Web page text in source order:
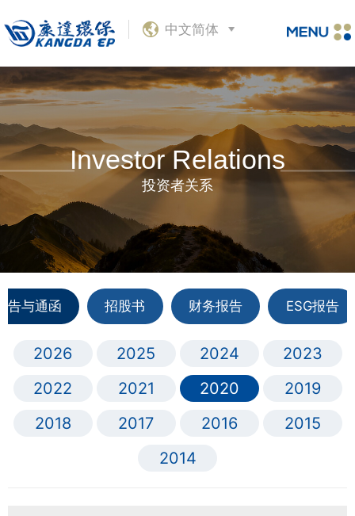
中文简体
Investor Relations
投资者关系
告与通函 招股书 财务报告 ESG报告
2026 2025 2024
2023
2022
2021 2020
2019
2018
2017 2016
2015
2014